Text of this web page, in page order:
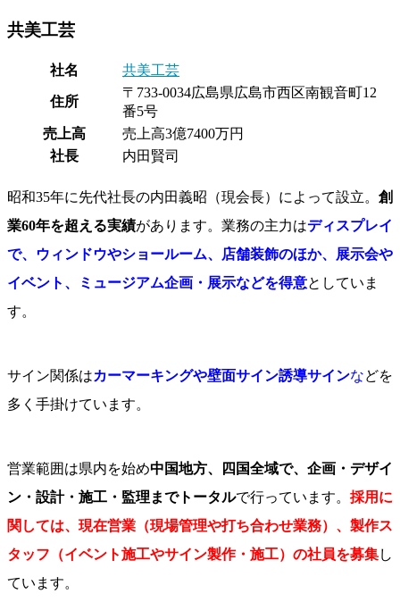
共美工芸
社名 共美工芸
住所
〒733-0034広島県広島市西区南観音町12
番5号
売上高
売上高3億7400万円
社長
内田賢司
昭和35年に先代社長の内田義昭（現会長）によって設立。 創
業60年を超える実績があります。業務の主力はディスプレイ
で、ウィンドウやショールーム、店舗装飾のほか、展示会や
イベント、ミュージアム企画・展示などを得意としていま
す。
サイン関係はカーマーキングや壁面サイン誘導サインなどを
多く手掛けています。
営業範囲は県内を始め中国地方、四国全域で、企画・デザイ
ン・設計・施工・監理までトータルで行っています。 採用に
関しては、現在営業（現場管理や打ち合わせ業務）、製作ス
タッフ（イベント施工やサイン製作・施工）の社員を募集し
ています。